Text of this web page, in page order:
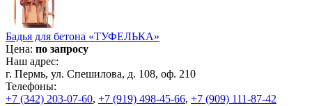
Бадья для бетона «ТУФЕЛЬКА»
Цена: по запросу
Наш адрес:
г. Пермь, ул. Спешилова, д. 108, оф. 210
Телефоны:
+7 (342) 203-07-60, +7 (919) 498-45-66, +7 (909) 111-87-42